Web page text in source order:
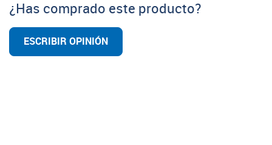
¿Has comprado este producto?
ESCRIBIR OPINIÓN